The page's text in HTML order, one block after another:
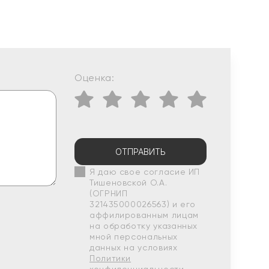
Оценка:
ОТПРАВИТЬ
Я даю свое согласие ИП
Тишеновской О.А.
(ОГРНИП
321435000026563) и его
аффилированным лицам
на обработку указанных
мной персональных
данных на условиях
Политики